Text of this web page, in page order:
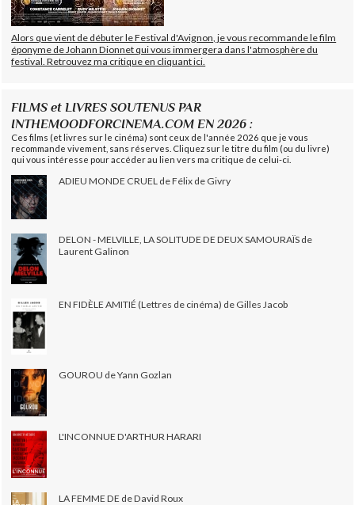
Alors que vient de débuter le Festival d'Avignon, je vous recommande le film
éponyme de Johann Dionnet qui vous immergera dans l'atmosphère du
festival. Retrouvez ma critique en cliquant ici.
FILMS et LIVRES SOUTENUS PAR
INTHEMOODFORCINEMA.COM EN 2026 :
Ces films (et livres sur le cinéma) sont ceux de l'année 2026 que je vous
recommande vivement, sans réserves. Cliquez sur le titre du film (ou du livre)
qui vous intéresse pour accéder au lien vers ma critique de celui-ci.
ADIEU MONDE CRUEL de Félix de Givry
DELON - MELVILLE, LA SOLITUDE DE DEUX SAMOURAÏS de
Laurent Galinon
EN FIDÈLE AMITIÉ (Lettres de cinéma) de Gilles Jacob
GOUROU de Yann Gozlan
L'INCONNUE D'ARTHUR HARARI
LA FEMME DE de David Roux